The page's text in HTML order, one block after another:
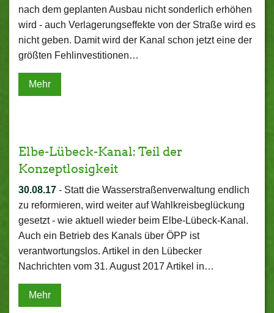
nach dem geplanten Ausbau nicht sonderlich erhöhen
wird - auch Verlagerungseffekte von der Straße wird es
nicht geben. Damit wird der Kanal schon jetzt eine der
größten Fehlinvestitionen…
Mehr
Elbe-Lübeck-Kanal: Teil der
Konzeptlosigkeit
30.08.17 - Statt die Wasserstraßenverwaltung endlich
zu reformieren, wird weiter auf Wahlkreisbeglückung
gesetzt - wie aktuell wieder beim Elbe-Lübeck-Kanal.
Auch ein Betrieb des Kanals über ÖPP ist
verantwortungslos. Artikel in den Lübecker
Nachrichten vom 31. August 2017 Artikel in…
Mehr